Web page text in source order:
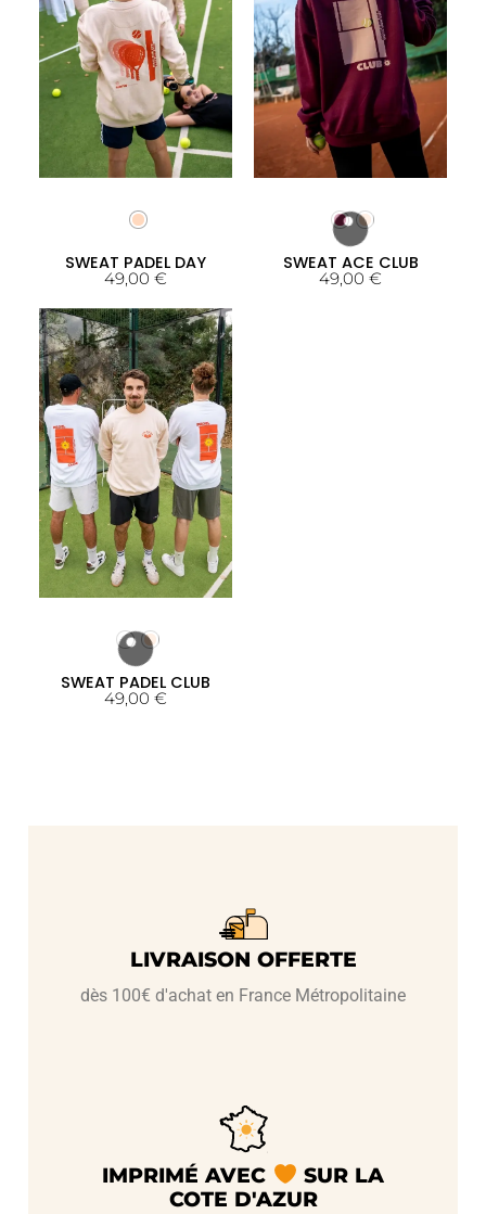
SWEAT PADEL DAY
49,00 €
SWEAT ACE CLUB
49,00 €
SWEAT PADEL CLUB
49,00 €
LIVRAISON OFFERTE
dès 100€ d'achat en France Métropolitaine
IMPRIMÉ AVEC
SUR LA
COTE D'AZUR